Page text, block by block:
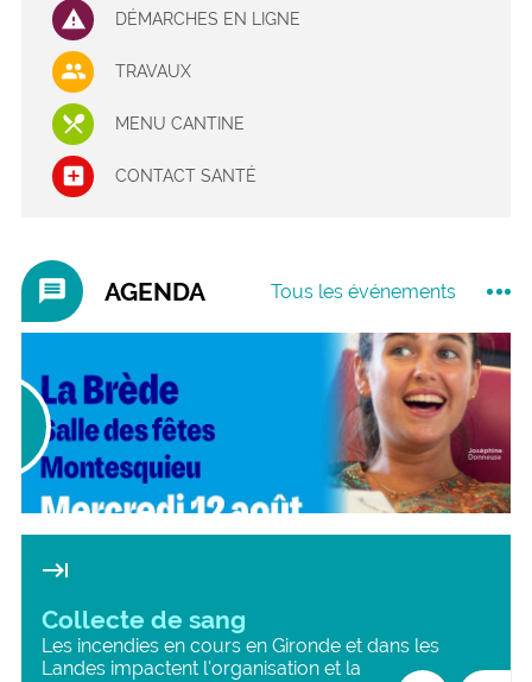
DÉMARCHES EN LIGNE
TRAVAUX
MENU CANTINE
CONTACT SANTÉ
message AGENDA Tous les événements
keyboard_tab
Collecte de sang
Les incendies en cours en Gironde et dans les
Landes impactent l'organisation et la
05
2026